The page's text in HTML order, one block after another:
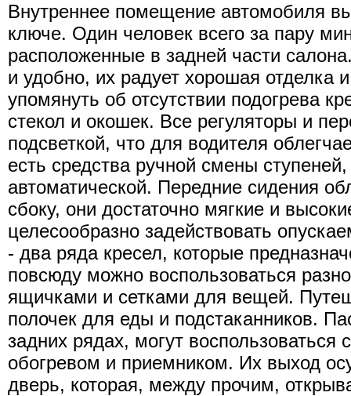
Внутреннее помещение автомобиля
ключе. Один человек всего за пару
расположенные в задней части
и удобно, их радует хорошая отделка
упомянуть об отсутствии подогрева
стекол и окошек. Все регуляторы и
подсветкой, что для водителя
есть средства ручной смены
автоматической. Передние сидения
сбоку, они достаточно мягкие и
целесообразно задействовать
- два ряда кресел, которые
повсюду можно воспользоваться
ящичками и сетками для вещей.
полочек для еды и подстаканников.
задних рядах, могут воспользоваться
обогревом и приемником. Их выход
дверь, которая, между прочим,